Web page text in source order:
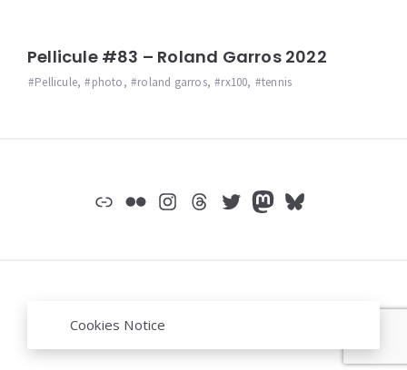
Pellicule #83 – Roland Garros 2022
Pellicule, photo, roland garros, rx100, tennis
LienFlickrInstagram
Threads
Twitter
Mastodon
Bluesky
© jeromep.net /
Cookies Notice